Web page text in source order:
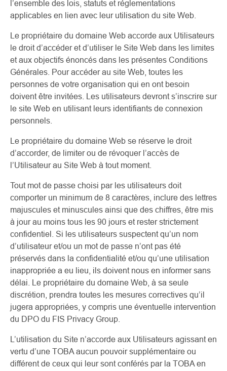
l’ensemble des lois, statuts et réglementations
applicables en lien avec leur utilisation du site Web.
Le propriétaire du domaine Web accorde aux Utilisateurs
le droit d’accéder et d’utiliser le Site Web dans les limites
et aux objectifs énoncés dans les présentes Conditions
Générales. Pour accéder au site Web, toutes les
personnes de votre organisation qui en ont besoin
doivent être invitées. Les utilisateurs devront s’inscrire sur
le site Web en utilisant leurs identifiants de connexion
personnels.
Le propriétaire du domaine Web se réserve le droit
d’accorder, de limiter ou de révoquer l’accès de
l’Utilisateur au Site Web à tout moment.
Tout mot de passe choisi par les utilisateurs doit
comporter un minimum de 8 caractères, inclure des lettres
majuscules et minuscules ainsi que des chiffres, être mis
à jour au moins tous les 90 jours et rester strictement
confidentiel. Si les utilisateurs suspectent qu’un nom
d’utilisateur et/ou un mot de passe n’ont pas été
préservés dans la confidentialité et/ou qu’une utilisation
inappropriée a eu lieu, ils doivent nous en informer sans
délai. Le propriétaire du domaine Web, à sa seule
discrétion, prendra toutes les mesures correctives qu’il
jugera appropriées, y compris une éventuelle intervention
du DPO du FIS Privacy Group.
L’utilisation du Site n’accorde aux Utilisateurs agissant en
vertu d’une TOBA aucun pouvoir supplémentaire ou
différent de ceux qui leur sont conférés par la TOBA en